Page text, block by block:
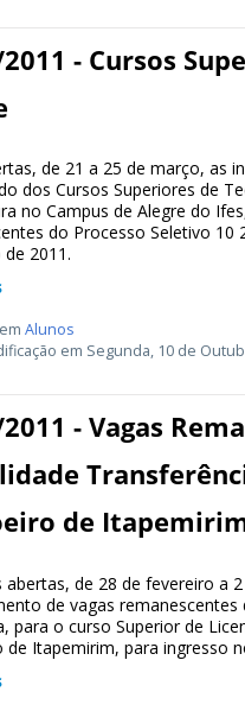
2011 - Cursos
de 21 a 25 de março, as
dos Cursos Superiores de
no Campus de Alegre do
do Processo Seletivo 10
2011.
Alunos
em Segunda, 10 de
2011 - Vagas
de
abertas, de 28 de fevereiro a
de vagas
para o curso Superior de
de Itapemirim, para ingresso